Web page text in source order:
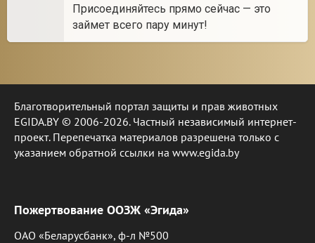
Присоединяйтесь прямо сейчас — это
займет всего пару минут!
Благотворительный портал защиты и прав животных
EGIDA.BY © 2006-2026. Частный независимый интернет-
проект. Перепечатка материалов разрешена только с
указанием обратной ссылки на www.egida.by
Пожертвование ООЗЖ «Эгида»
ОАО «Беларусбанк», ф-л №500